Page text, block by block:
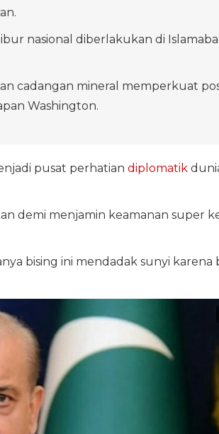
nasional diberlakukan di
cadangan mineral memperkuat
Washington.
pusat perhatian diplomatik
demi menjamin keamanan super
bising ini mendadak sunyi karena